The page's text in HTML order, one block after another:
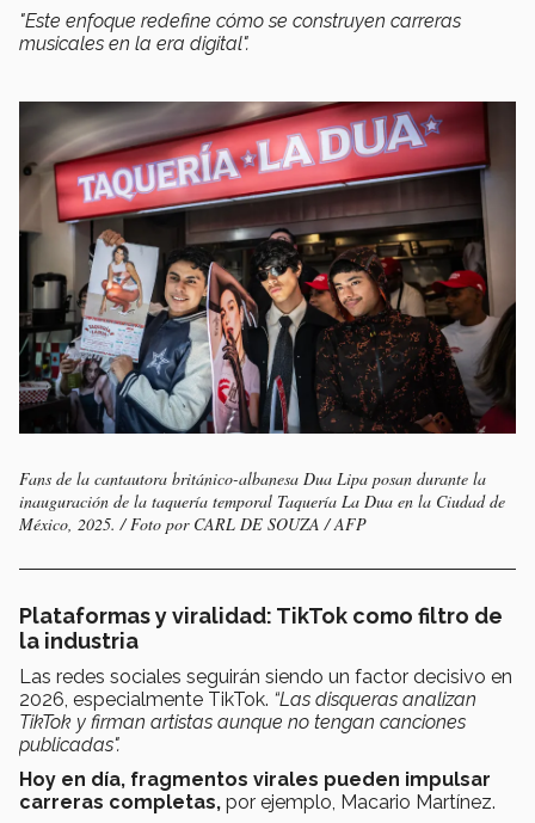
"Este enfoque redefine cómo se construyen carreras
musicales en la era digital".
Fans de la cantautora británico-albanesa Dua Lipa posan durante la
inauguración de la taquería temporal Taquería La Dua en la Ciudad de
México, 2025. / Foto por CARL DE SOUZA / AFP
Plataformas y viralidad: TikTok como filtro de
la industria
Las redes sociales seguirán siendo un factor decisivo en
2026, especialmente TikTok. “Las disqueras analizan
TikTok y firman artistas aunque no tengan canciones
publicadas".
Hoy en día, fragmentos virales pueden impulsar
carreras completas, por ejemplo, Macario Martínez.